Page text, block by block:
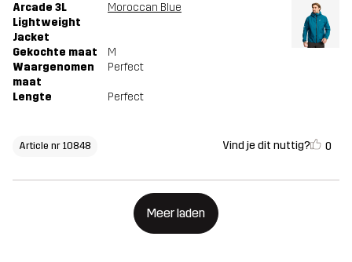
Arcade 3L
Lightweight
Jacket
Moroccan Blue
Gekochte maat
M
Waargenomen
maat
Perfect
Lengte Perfect
Article nr 10848 Vind je dit nuttig? 0
Meer laden